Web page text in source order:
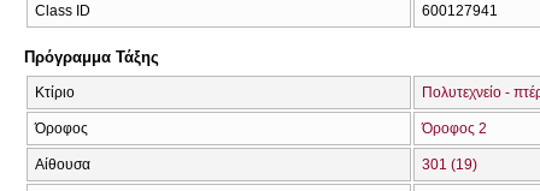
Class ID 600127941
Πρόγραμμα Τάξης
Κτίριο Πολυτεχνείο -
Όροφος Όροφος 2
Αίθουσα 301 (19)